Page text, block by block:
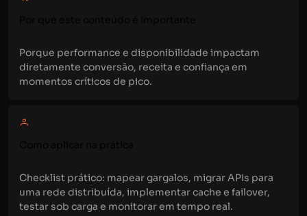
Porque performance e disponibilidade impactam
diretamente conversão, receita e confiança em
momentos críticos de pico.
Checklist prático: mapear gargalos, migrar APIs para
uma rede distribuída, implementar cache e failover,
testar sob carga e monitorar em tempo real.